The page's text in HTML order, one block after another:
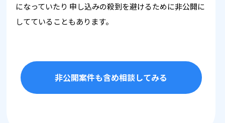
になっていたり 申し込みの殺到を避けるために非公開に
してていることもあります。
非公開案件も含め相談してみる